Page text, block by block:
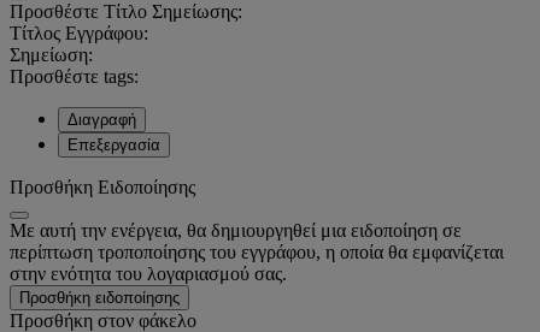
Προσθέστε Τίτλο Σημείωσης:
Τίτλος Εγγράφου:
Σημείωση:
Προσθέστε tags:
Διαγραφή
Επεξεργασία
Προσθήκη Ειδοποίησης
Με αυτή την ενέργεια, θα δημιουργηθεί μια ειδοποίηση σε
περίπτωση τροποποίησης του εγγράφου, η οποία θα εμφανίζεται
στην ενότητα του λογαριασμού σας.
Προσθήκη ειδοποίησης
Προσθήκη στον φάκελο